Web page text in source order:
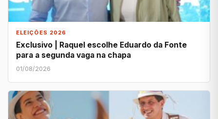
ELEIÇÕES 2026
Exclusivo | Raquel escolhe Eduardo da Fonte
para a segunda vaga na chapa
01/08/2026